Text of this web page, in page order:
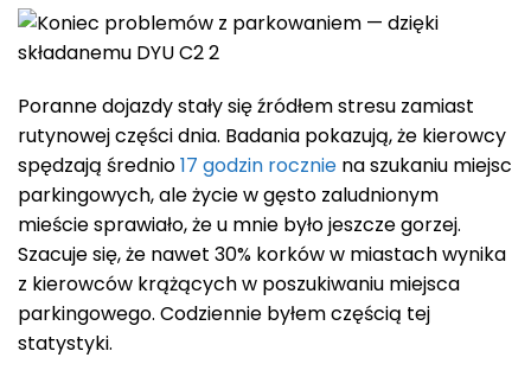
Poranne dojazdy stały się źródłem stresu zamiast
rutynowej części dnia. Badania pokazują, że kierowcy
spędzają średnio17 godzin rocznie na szukaniu miejsc
parkingowych, ale życie w gęsto zaludnionym
mieście sprawiało, że u mnie było jeszcze gorzej.
Szacuje się, że nawet 30% korków w miastach wynika
z kierowców krążących w poszukiwaniu miejsca
parkingowego. Codziennie byłem częścią tej
statystyki.